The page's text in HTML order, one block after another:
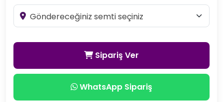
Sipariş Ver
WhatsApp Sipariş